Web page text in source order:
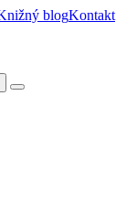
blogKontakt